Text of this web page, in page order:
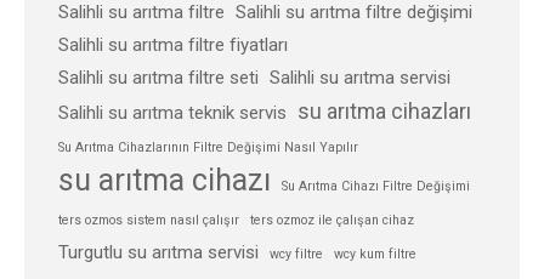
Salihli su arıtma filtre Salihli su arıtma filtre değişimi
Salihli su arıtma filtre fiyatları
Salihli su arıtma filtre seti Salihli su arıtma servisi
Salihli su arıtma teknik servis
su arıtma cihazları
Su Arıtma Cihazlarının Filtre Değişimi Nasıl Yapılır
su arıtma cihazı Su Arıtma Cihazı Filtre Değişimi
ters ozmos sistem nasıl çalışır ters ozmoz ile çalışan cihaz
Turgutlu su arıtma servisi wcy filtre wcy kum filtre